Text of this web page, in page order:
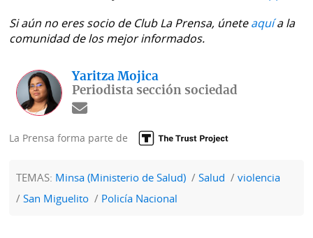
Si aún no eres socio de Club La Prensa, úneteaquía la
comunidad de los mejor informados.
Yaritza Mojica
Periodista sección sociedad
La Prensa forma parte de
TEMAS: Minsa (Ministerio de Salud) Salud
violencia
San Miguelito
Policía Nacional